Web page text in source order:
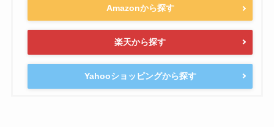
Amazonから探す
楽天から探す
Yahooショッピングから探す